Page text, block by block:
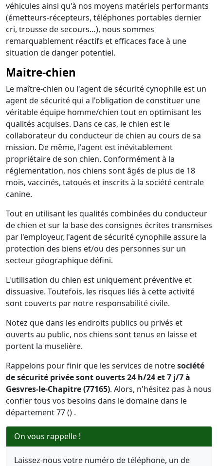
véhicules ainsi qu'à nos moyens matériels performants
(émetteurs-récepteurs, téléphones portables dernier
cri, trousse de secours…), nous sommes
remarquablement réactifs et efficaces face à une
situation de danger potentiel.
Maitre-chien
Le maître-chien ou l'agent de sécurité cynophile est un
agent de sécurité qui a l'obligation de constituer une
véritable équipe homme/chien tout en optimisant les
qualités acquises. Dans ce cas, le chien est le
collaborateur du conducteur de chien au cours de sa
mission. De même, l'agent est inévitablement
propriétaire de son chien. Conformément à la
réglementation, nos chiens sont âgés de plus de 18
mois, vaccinés, tatoués et inscrits à la société centrale
canine.
Tout en utilisant les qualités combinées du conducteur
de chien et sur la base des consignes écrites transmises
par l'employeur, l'agent de sécurité cynophile assure la
protection des biens et/ou des personnes sur un
secteur géographique défini.
L'utilisation du chien est uniquement préventive et
dissuasive. Toutefois, les risques liés à cette activité
sont couverts par notre responsabilité civile.
Notez que dans les endroits publics ou privés et
ouverts au public, nos chiens sont tenus en laisse et
portent la muselière.
Rappelons pour finir que les services de notresociété
de sécurité privée sont ouverts 24 h/24 et 7 j/7 à
Gesvres-le-Chapitre (77165). Alors, n'hésitez pas à nous
confier tous vos besoins dans le domaine dans le
département 77 () .
On vous rappelle !
Laissez-nous votre numéro de téléphone, un de